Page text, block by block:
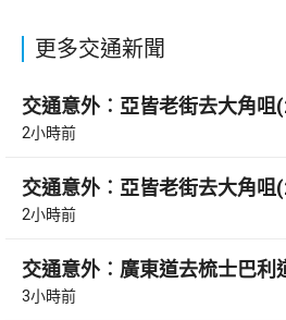
更多交通新聞
交通意外︰亞皆老街去大角咀
2小時前
交通意外︰亞皆老街去大角咀
2小時前
交通意外︰廣東道去梳士巴利
3小時前